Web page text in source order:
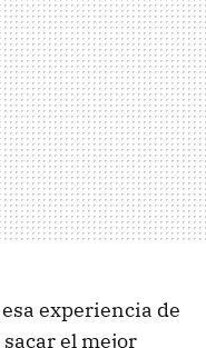
experiencia de
el mejor